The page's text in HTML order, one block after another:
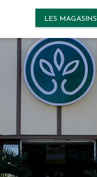
LES MAGASINS